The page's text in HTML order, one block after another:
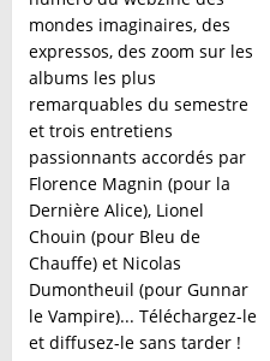
mondes imaginaires, des
expressos, des zoom sur les
albums les plus
remarquables du semestre
et trois entretiens
passionnants accordés par
Florence Magnin (pour la
Dernière Alice), Lionel
Chouin (pour Bleu de
Chauffe) et Nicolas
Dumontheuil (pour Gunnar
le Vampire)... Téléchargez-le
et diffusez-le sans tarder !